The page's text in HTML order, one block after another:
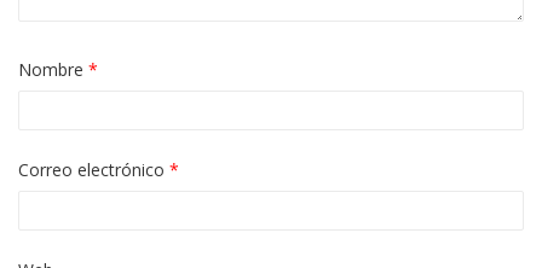
Nombre *
Correo electrónico *